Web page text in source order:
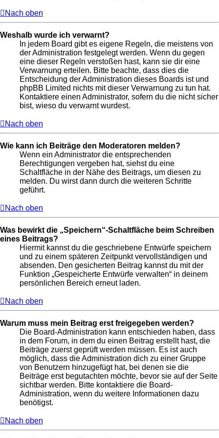
Nach oben
Weshalb wurde ich verwarnt?
In jedem Board gibt es eigene Regeln, die meistens von
der Administration festgelegt werden. Wenn du gegen
eine dieser Regeln verstoßen hast, kann sie dir eine
Verwarnung erteilen. Bitte beachte, dass dies die
Entscheidung der Administration dieses Boards ist und
phpBB Limited nichts mit dieser Verwarnung zu tun hat.
Kontaktiere einen Administrator, sofern du die nicht sicher
bist, wieso du verwarnt wurdest.
Nach oben
Wie kann ich Beiträge den Moderatoren melden?
Wenn ein Administrator die entsprechenden
Berechtigungen vergeben hat, siehst du eine
Schaltfläche in der Nähe des Beitrags, um diesen zu
melden. Du wirst dann durch die weiteren Schritte
geführt.
Nach oben
Was bewirkt die „Speichern“-Schaltfläche beim Schreiben
eines Beitrags?
Hiermit kannst du die geschriebene Entwürfe speichern
und zu einem späteren Zeitpunkt vervollständigen und
absenden. Den gesicherten Beitrag kannst du mit der
Funktion „Gespeicherte Entwürfe verwalten“ in deinem
persönlichen Bereich erneut laden.
Nach oben
Warum muss mein Beitrag erst freigegeben werden?
Die Board-Administration kann entschieden haben, dass
in dem Forum, in dem du einen Beitrag erstellt hast, die
Beiträge zuerst geprüft werden müssen. Es ist auch
möglich, dass die Administration dich zu einer Gruppe
von Benutzern hinzugefügt hat, bei denen sie die
Beiträge erst begutachten möchte, bevor sie auf der Seite
sichtbar werden. Bitte kontaktiere die Board-
Administration, wenn du weitere Informationen dazu
benötigst.
Nach oben